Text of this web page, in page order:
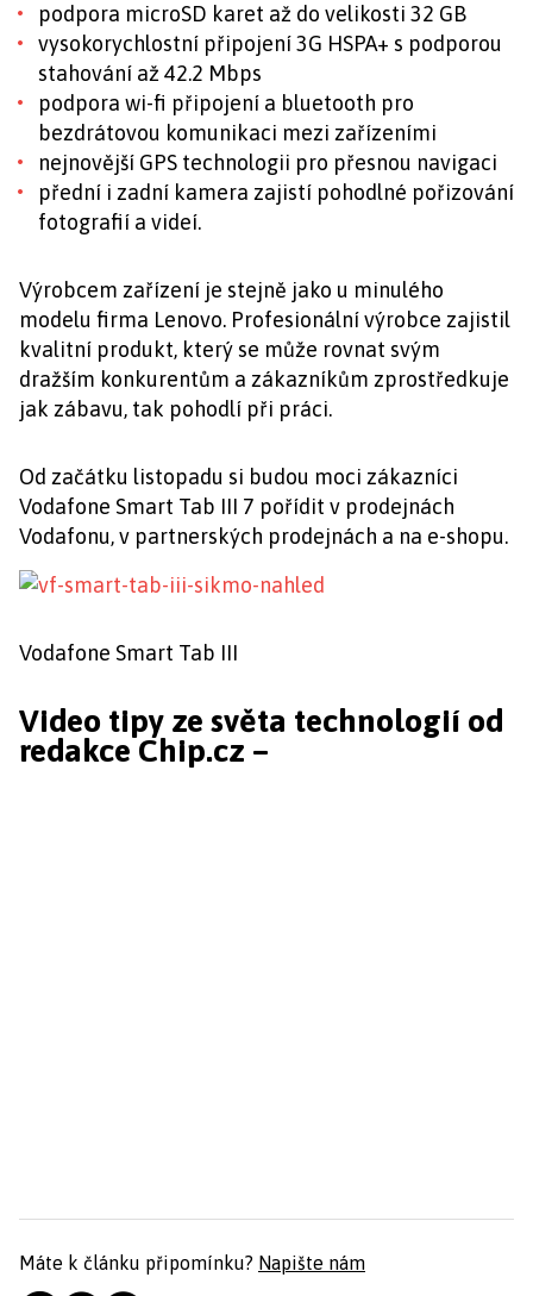
podpora microSD karet až do velikosti 32 GB
vysokorychlostní připojení 3G HSPA+ s podporou
stahování až 42.2 Mbps
podpora wi-fi připojení a bluetooth pro
bezdrátovou komunikaci mezi zařízeními
nejnovější GPS technologii pro přesnou navigaci
přední i zadní kamera zajistí pohodlné pořizování
fotografií a videí.
Výrobcem zařízení je stejně jako u minulého
modelu firma Lenovo. Profesionální výrobce zajistil
kvalitní produkt, který se může rovnat svým
dražším konkurentům a zákazníkům zprostředkuje
jak zábavu, tak pohodlí při práci.
Od začátku listopadu si budou moci zákazníci
Vodafone Smart Tab III 7 pořídit v prodejnách
Vodafonu, v partnerských prodejnách a na e-shopu.
Vodafone Smart Tab III
Video tipy ze světa technologií od
redakce Chip.cz –
Máte k článku připomínku? Napište nám